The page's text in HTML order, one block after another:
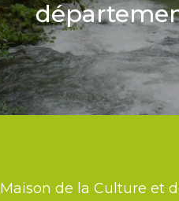
Maison de la Culture et